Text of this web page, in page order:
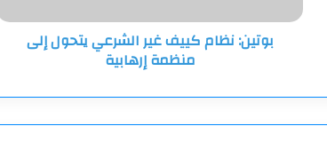
إرهابية
بوتين: نظام كييف غير الشرعي يتحول إلى
منظمة إرهابية